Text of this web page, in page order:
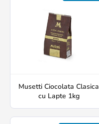
Musetti Ciocolata Clasica
cu Lapte 1kg